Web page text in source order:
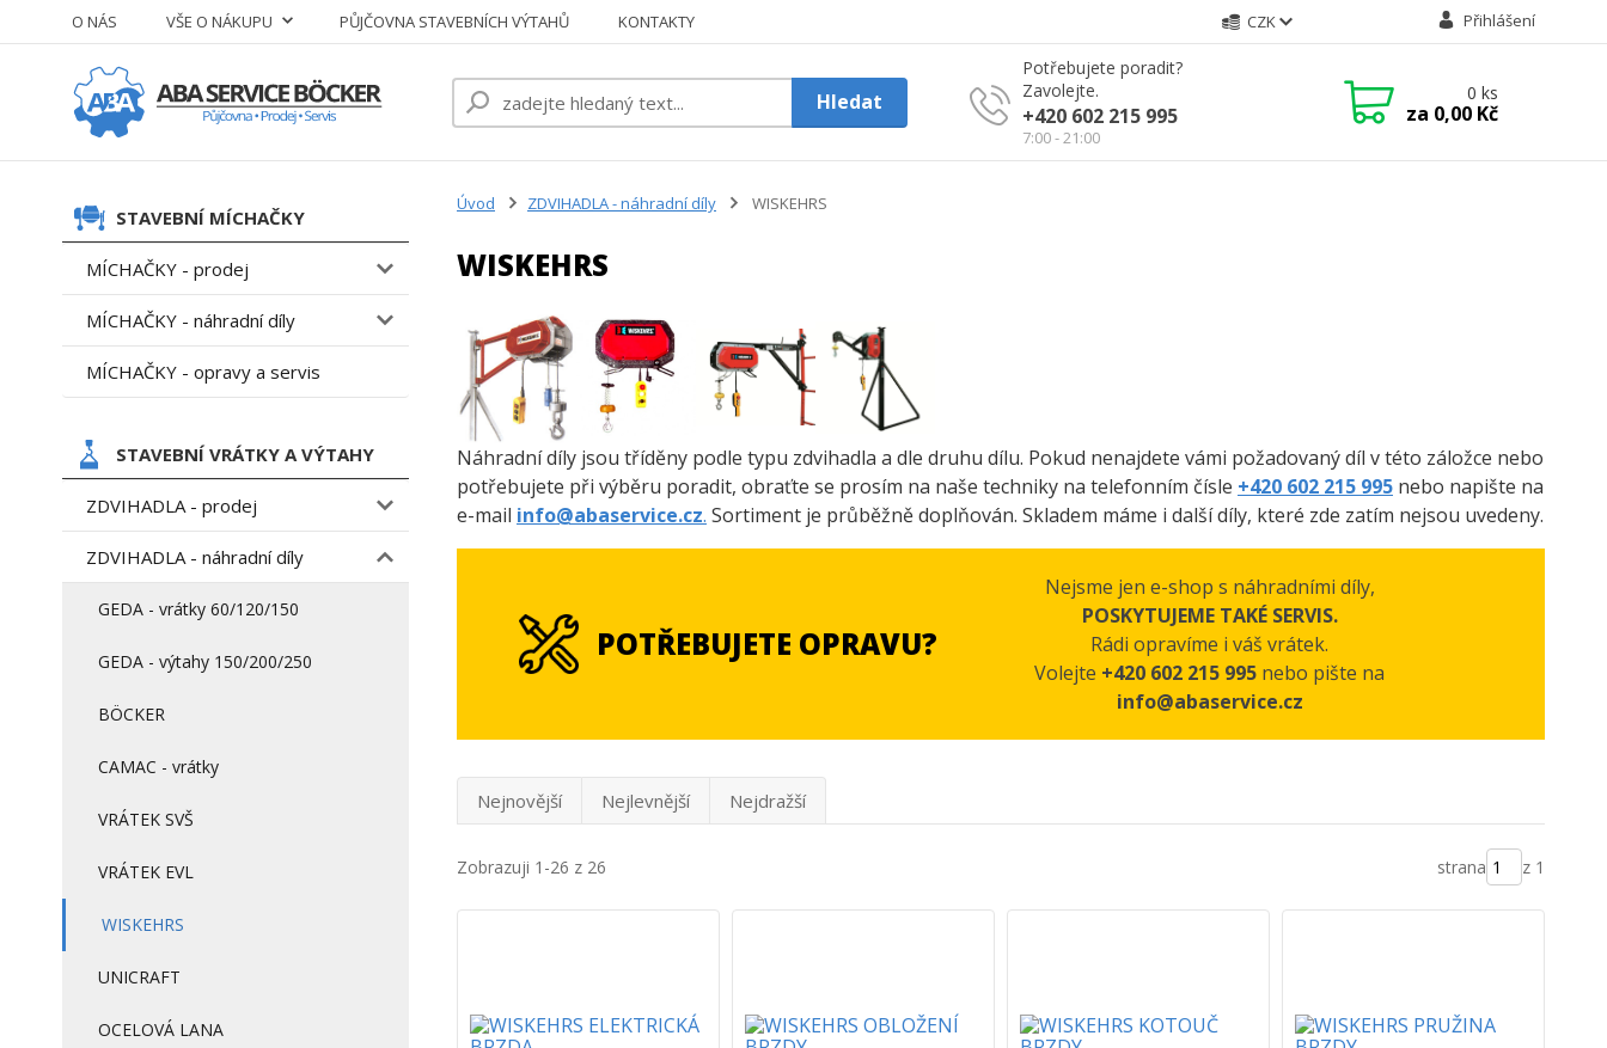
O NÁS VŠE O NÁKUPU PŮJČOVNA STAVEBNÍCH VÝTAHŮ KONTAKTY CZK Přihlášení
Hledat
Potřebujete poradit?
Zavolejte.
+420 602 215 995
7:00 - 21:00
0ks
za 0,00 Kč
STAVEBNÍ MÍCHAČKY
MÍCHAČKY - prodej
MÍCHAČKY - náhradní díly
MÍCHAČKY - opravy a servis
STAVEBNÍ VRÁTKY A VÝTAHY
ZDVIHADLA - prodej
ZDVIHADLA - náhradní díly
GEDA - vrátky 60/120/150
GEDA - výtahy 150/200/250
BÖCKER
CAMAC - vrátky
VRÁTEK SVŠ
VRÁTEK EVL
WISKEHRS
UNICRAFT
OCELOVÁ LANA
Úvod ZDVIHADLA - náhradní díly WISKEHRS
WISKEHRS
Náhradní díly jsou tříděny podle typu zdvihadla a dle druhu dílu. Pokud nenajdete vámi požadovaný díl v této záložce nebo
potřebujete při výběru poradit, obraťte se prosím na naše techniky na telefonním čísle +420 602 215 995nebo napište na
e-mail info@abaservice.cz. Sortiment je průběžně doplňován. Skladem máme i další díly, které zde zatím nejsou uvedeny.
POTŘEBUJETE OPRAVU?
Nejsme jen e-shop s náhradními díly,
POSKYTUJEME TAKÉ SERVIS.
Rádi opravíme i váš vrátek.
Volejte +420 602 215 995 nebo pište na
info@abaservice.cz
Nejnovější Nejlevnější Nejdražší
Zobrazuji 1-26 z 26 strana z 1